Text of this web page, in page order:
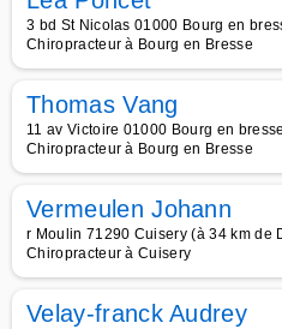
3 bd St Nicolas 01000 Bourg en
Chiropracteur à Bourg en Bresse
Thomas Vang
11 av Victoire 01000 Bourg en
Chiropracteur à Bourg en Bresse
Vermeulen Johann
r Moulin 71290 Cuisery (à 34 km de
Chiropracteur à Cuisery
Velay-franck Audrey